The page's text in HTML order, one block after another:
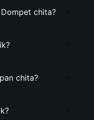
chita?
chita?